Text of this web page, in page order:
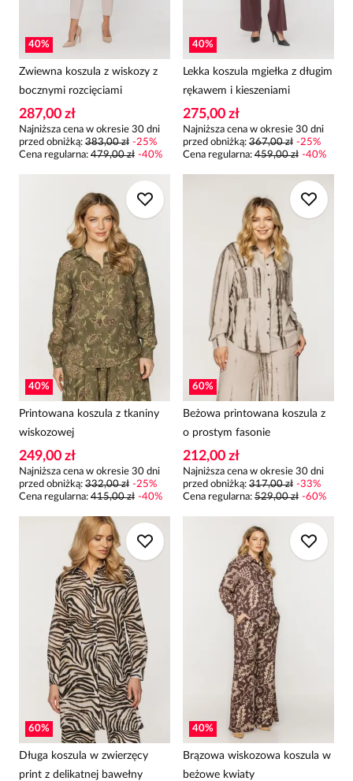
40%
Zwiewna koszula z wiskozy z
bocznymi rozcięciami
287,00 zł
Najniższa cena w okresie 30 dni
przed obniżką: 383,00 zł -25%
Cena regularna: 479,00 zł -40%
40%
Lekka koszula mgiełka z długim
rękawem i kieszeniami
275,00 zł
Najniższa cena w okresie 30 dni
przed obniżką: 367,00 zł -25%
Cena regularna: 459,00 zł -40%
40%
Printowana koszula z tkaniny
wiskozowej
249,00 zł
Najniższa cena w okresie 30 dni
przed obniżką: 332,00 zł -25%
Cena regularna: 415,00 zł -40%
60%
Beżowa printowana koszula z
o prostym fasonie
212,00 zł
Najniższa cena w okresie 30 dni
przed obniżką: 317,00 zł -33%
Cena regularna: 529,00 zł -60%
60%
Długa koszula w zwierzęcy
print z delikatnej bawełny
40%
Brązowa wiskozowa koszula w
beżowe kwiaty